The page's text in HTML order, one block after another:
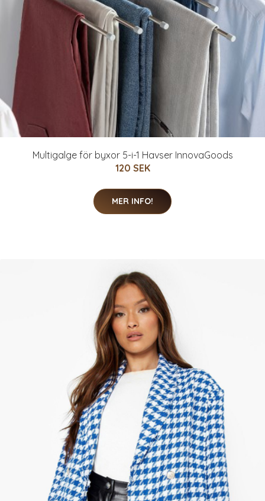
Multigalge för byxor 5-i-1 Havser InnovaGoods
120 SEK
MER INFO!